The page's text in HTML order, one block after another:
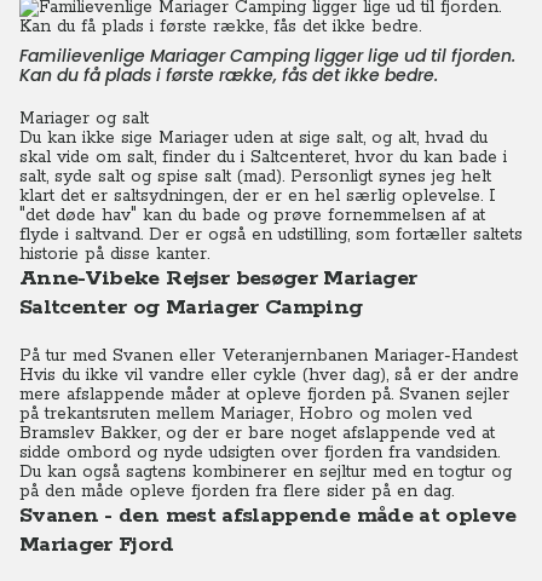
Familievenlige Mariager Camping ligger lige ud til fjorden.
Kan du få plads i første række, fås det ikke bedre.
Mariager og salt
Du kan ikke sige Mariager uden at sige salt, og alt, hvad du
skal vide om salt, finder du i Saltcenteret, hvor du kan bade i
salt, syde salt og spise salt (mad). Personligt synes jeg helt
klart det er saltsydningen, der er en hel særlig oplevelse. I
"det døde hav" kan du bade og prøve fornemmelsen af at
flyde i saltvand. Der er også en udstilling, som fortæller saltets
historie på disse kanter.
Anne-Vibeke Rejser besøger Mariager
Saltcenter og Mariager Camping
På tur med Svanen eller Veteranjernbanen Mariager-Handest
Hvis du ikke vil vandre eller cykle (hver dag), så er der andre
mere afslappende måder at opleve fjorden på. Svanen sejler
på trekantsruten mellem Mariager, Hobro og molen ved
Bramslev Bakker, og der er bare noget afslappende ved at
sidde ombord og nyde udsigten over fjorden fra vandsiden.
Du kan også sagtens kombinerer en sejltur med en togtur og
på den måde opleve fjorden fra flere sider på en dag.
Svanen - den mest afslappende måde at opleve
Mariager Fjord